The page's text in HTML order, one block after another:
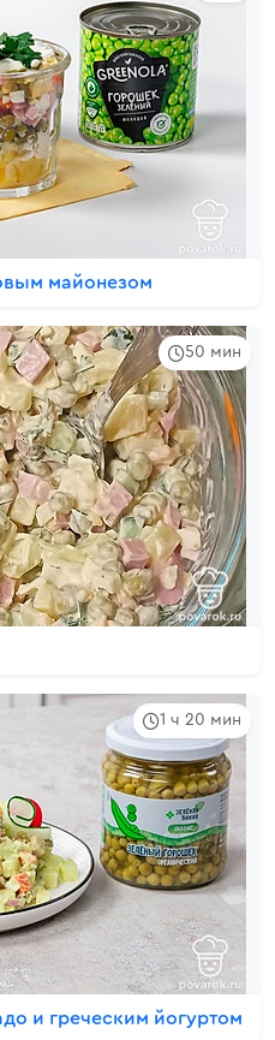
майонезом
50 мин
1 ч 20 мин
и греческим йогуртом